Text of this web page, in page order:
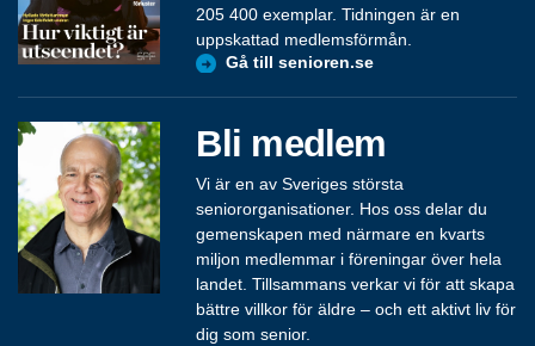
205 400 exemplar. Tidningen är en
uppskattad medlemsförmån.
Gå till senioren.se
Bli medlem
Vi är en av Sveriges största
seniororganisationer. Hos oss delar du
gemenskapen med närmare en kvarts
miljon medlemmar i föreningar över hela
landet. Tillsammans verkar vi för att skapa
bättre villkor för äldre – och ett aktivt liv för
dig som senior.